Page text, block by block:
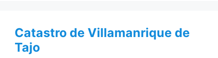
Catastro de Villamanrique de
Tajo